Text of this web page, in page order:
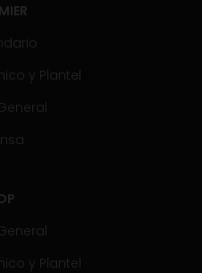
y Plantel
y Plantel